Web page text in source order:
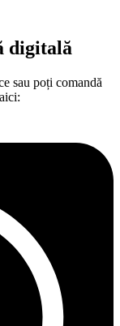
digitală​
sau poți comandă